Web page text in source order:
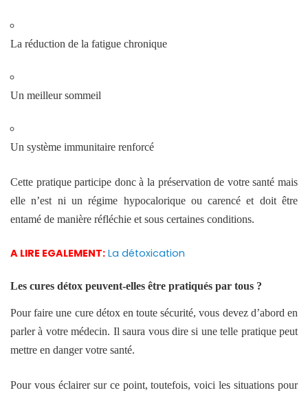
La réduction de la fatigue chronique
Un meilleur sommeil
Un système immunitaire renforcé
Cette pratique participe donc à la préservation de votre santé mais
elle n’est ni un régime hypocalorique ou carencé et doit être
entamé de manière réfléchie et sous certaines conditions.
A LIRE EGALEMENT: La détoxication
Les cures détox peuvent-elles être pratiqués par tous ?
Pour faire une cure détox en toute sécurité, vous devez d’abord en
parler à votre médecin. Il saura vous dire si une telle pratique peut
mettre en danger votre santé.
Pour vous éclairer sur ce point, toutefois, voici les situations pour